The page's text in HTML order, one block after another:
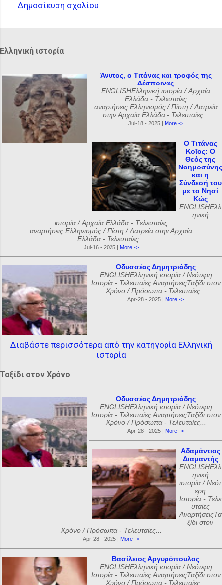
α
Δημοσίευση σχολίου
Ελληνική ιστορία
Άνυτος, ο Τιτάνας και τροφός της
Δέσποινας
ENGLISHΕλληνική ιστορία / Αρχαία
Ελλάδα - Tελευταίες
αναρτήσεις Ελληνισμός / Πίστη / Λατρεία
στην Αρχαία Ελλάδα - Τελευταίες...
Jul-18 - 2025 | More ->
Ο Τιτάνας
Κοῖος: Ο
Θεός της
Νοημοσύνης
και η
Σύνδεσή του
με το Νησί
Κώς
ENGLISHΕλλ
ηνική
ιστορία / Αρχαία Ελλάδα - Tελευταίες
αναρτήσεις Ελληνισμός / Πίστη / Λατρεία στην Αρχαία
Ελλάδα - Τελευταίες...
Jul-16 - 2025 | More ->
Οδυσσέας Δημητριάδης
ENGLISHΕλληνική ιστορία / Νεότερη
Ιστορία - Τελευταίες ΑναρτήσειςΤαξίδι στον
Χρόνο / Πρόσωπα - Τελευταίες...
Apr-28 - 2025 | More ->
Διαβάστε περισσότερα από την κατηγορία Ελληνική
ιστορία
Ταξίδι στον Χρόνο
Οδυσσέας Δημητριάδης
ENGLISHΕλληνική ιστορία / Νεότερη
Ιστορία - Τελευταίες ΑναρτήσειςΤαξίδι στον
Χρόνο / Πρόσωπα - Τελευταίες...
Apr-28 - 2025 | More ->
Αδαμάντιος
Διαμαντής
ENGLISHΕλλ
ηνική
ιστορία / Νεότ
ερη
Ιστορία - Τελε
υταίες
ΑναρτήσειςΤα
ξίδι στον
Χρόνο / Πρόσωπα - Τελευταίες...
Apr-28 - 2025 | More ->
Βασίλειος Αργυρόπουλος
ENGLISHΕλληνική ιστορία / Νεότερη
Ιστορία - Τελευταίες ΑναρτήσειςΤαξίδι στον
Χρόνο / Πρόσωπα - Τελευταίες...